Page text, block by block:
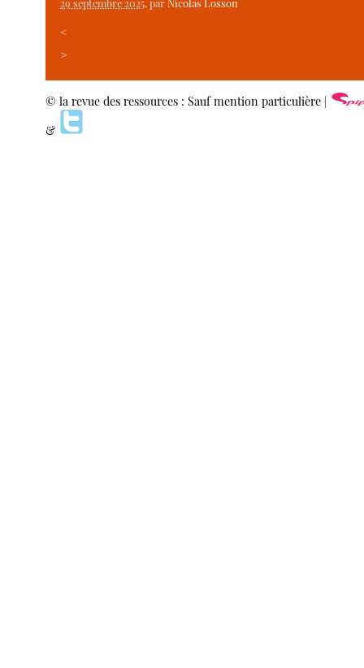
29 septembre 2025, par Nicolas Losson
<
>
© la revue des ressources : Sauf mention particulière |
&